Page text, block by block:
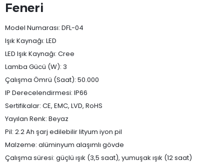
Feneri
Model Numarası: DFL-04
Işık Kaynağı: LED
LED Işık Kaynağı: Cree
Lamba Gücü (W): 3
Çalışma Ömrü (Saat): 50.000
IP Derecelendirmesi: IP66
Sertifikalar: CE, EMC, LVD, RoHS
Yayılan Renk: Beyaz
Pil: 2.2 Ah şarj edilebilir lityum iyon pil
Malzeme: alüminyum alaşımlı gövde
Çalışma süresi: güçlü ışık (3,5 saat), yumuşak ışık (12 saat)